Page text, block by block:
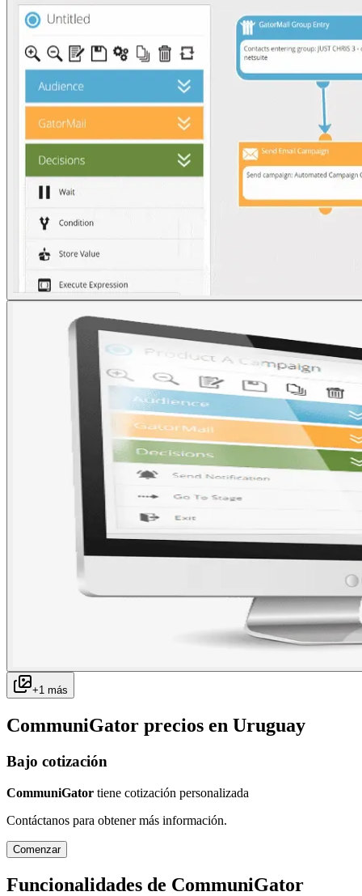
+1 más
CommuniGator precios en Uruguay
Bajo cotización
CommuniGator tiene cotización personalizada
Contáctanos para obtener más información.
Comenzar
Funcionalidades de CommuniGator